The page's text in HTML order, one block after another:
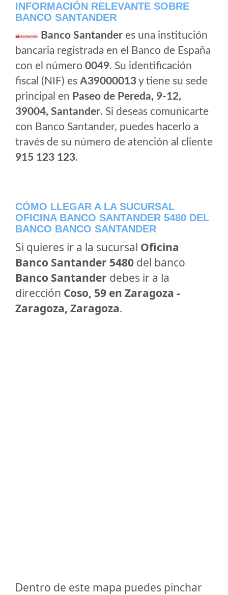
INFORMACIÓN RELEVANTE SOBRE
BANCO SANTANDER
Banco Santander es una institución
bancaria registrada en el Banco de España
con el número 0049. Su identificación
fiscal (NIF) es A39000013y tiene su sede
principal en Paseo de Pereda, 9-12,
39004, Santander. Si deseas comunicarte
con Banco Santander, puedes hacerlo a
través de su número de atención al cliente
915 123 123.
CÓMO LLEGAR A LA SUCURSAL
OFICINA BANCO SANTANDER 5480 DEL
BANCO BANCO SANTANDER
Si quieres ir a la sucursal Oficina
Banco Santander 5480 del banco
Banco Santander debes ir a la
dirección Coso, 59 en Zaragoza -
Zaragoza, Zaragoza.
Dentro de este mapa puedes pinchar